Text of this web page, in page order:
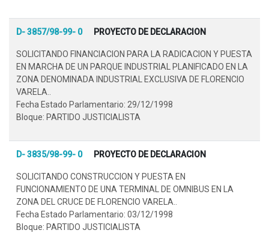
D- 3857/98-99- 0 PROYECTO DE DECLARACION
SOLICITANDO FINANCIACION PARA LA RADICACION Y PUESTA
EN MARCHA DE UN PARQUE INDUSTRIAL PLANIFICADO EN LA
ZONA DENOMINADA INDUSTRIAL EXCLUSIVA DE FLORENCIO
VARELA..
Fecha Estado Parlamentario: 29/12/1998
Bloque: PARTIDO JUSTICIALISTA
D- 3835/98-99- 0 PROYECTO DE DECLARACION
SOLICITANDO CONSTRUCCION Y PUESTA EN
FUNCIONAMIENTO DE UNA TERMINAL DE OMNIBUS EN LA
ZONA DEL CRUCE DE FLORENCIO VARELA..
Fecha Estado Parlamentario: 03/12/1998
Bloque: PARTIDO JUSTICIALISTA